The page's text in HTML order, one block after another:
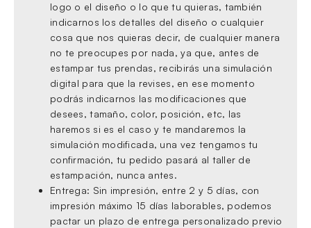
logo o el diseño o lo que tu quieras, también
indicarnos los detalles del diseño o cualquier
cosa que nos quieras decir, de cualquier manera
no te preocupes por nada, ya que, antes de
estampar tus prendas, recibirás una simulación
digital para que la revises, en ese momento
podrás indicarnos las modificaciones que
desees, tamaño, color, posición, etc, las
haremos si es el caso y te mandaremos la
simulación modificada, una vez tengamos tu
confirmación, tu pedido pasará al taller de
estampación, nunca antes.
Entrega: Sin impresión, entre 2 y 5 días, con
impresión máximo 15 días laborables, podemos
pactar un plazo de entrega personalizado previo